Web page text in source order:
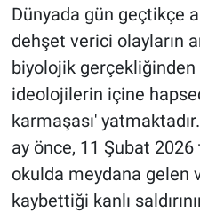
Dünyada gün geçtikçe
dehşet verici olayların
biyolojik gerçekliğinden
ideolojilerin içine
karmaşası'
ay önce, 11 Şubat
okulda meydana gelen
kaybettiği kanlı